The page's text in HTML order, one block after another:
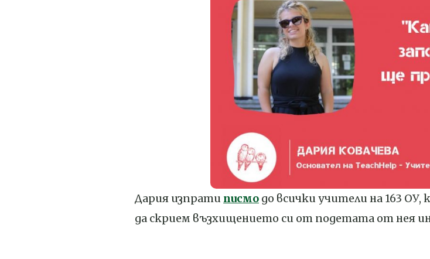
Дария изпрати писмо до всички учители на 163
да скрием възхищението си от подетата от нея